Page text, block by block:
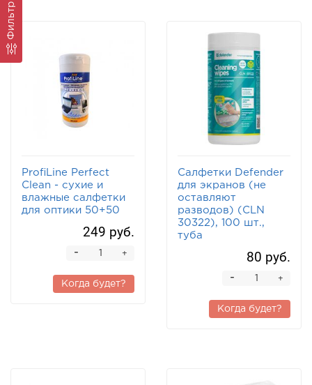
Фильтр
ProfiLine Perfect
Clean - cухие и
влажные салфетки
для оптики 50+50
249 руб.
+
-
Когда будет?
Салфетки Defender
для экранов (не
оставляют
разводов) (CLN
30322), 100 шт.,
туба
80 руб.
+
-
Когда будет?